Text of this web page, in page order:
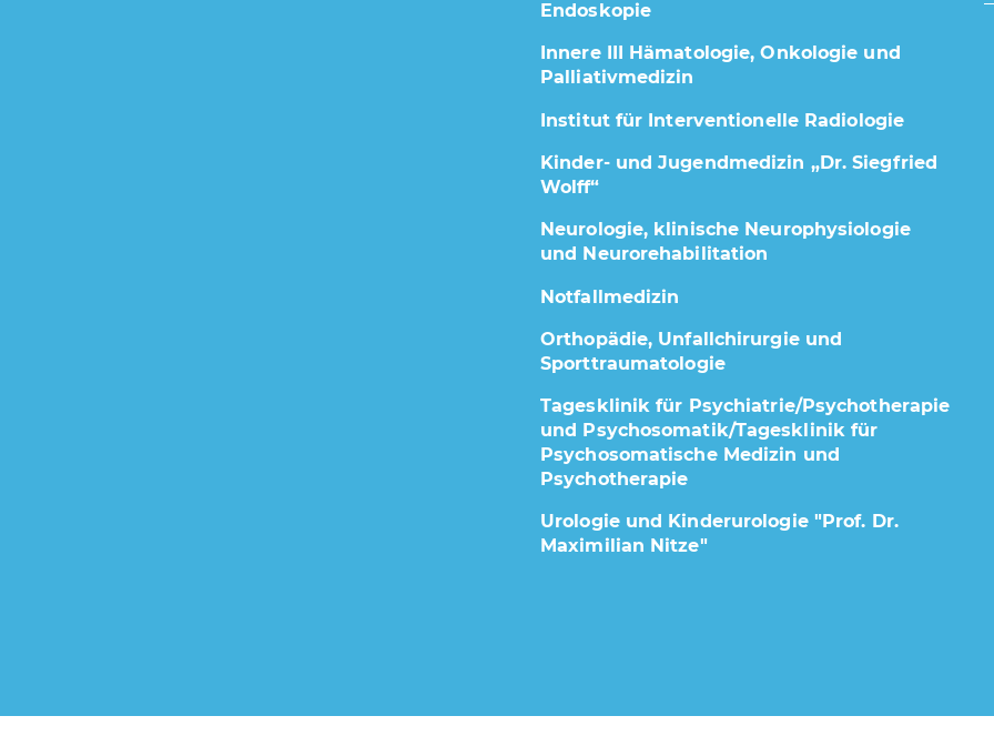
Endoskopie
Innere III Hämatologie, Onkologie und
Palliativmedizin
Institut für Interventionelle Radiologie
Kinder- und Jugendmedizin „Dr. Siegfried
Wolff“
Neurologie, klinische Neurophysiologie
und Neurorehabilitation
Notfallmedizin
Orthopädie, Unfallchirurgie und
Sporttraumatologie
Tagesklinik für Psychiatrie/Psychotherapie
und Psychosomatik/Tagesklinik für
Psychosomatische Medizin und
Psychotherapie
Urologie und Kinderurologie "Prof. Dr.
Maximilian Nitze"